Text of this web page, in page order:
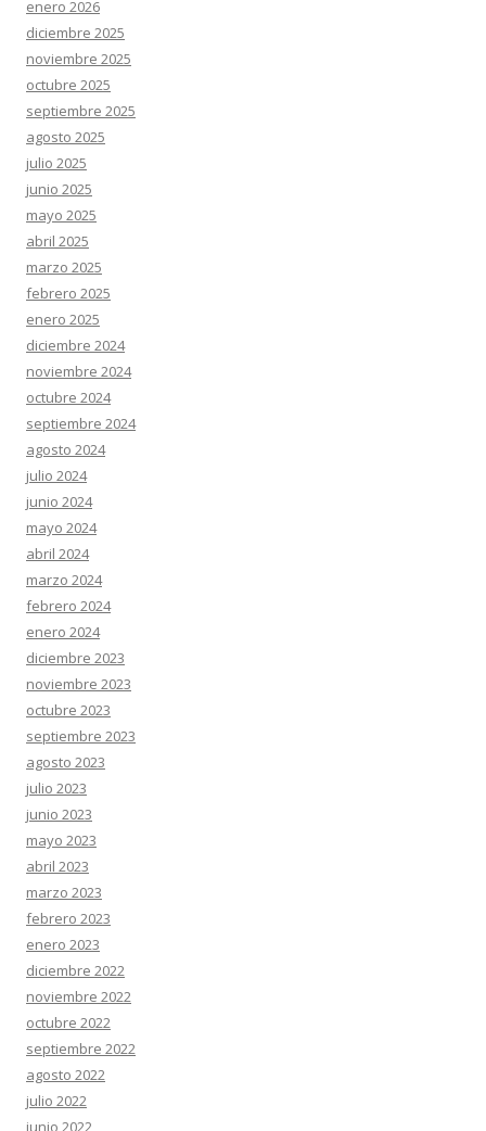
enero 2026
diciembre 2025
noviembre 2025
octubre 2025
septiembre 2025
agosto 2025
julio 2025
junio 2025
mayo 2025
abril 2025
marzo 2025
febrero 2025
enero 2025
diciembre 2024
noviembre 2024
octubre 2024
septiembre 2024
agosto 2024
julio 2024
junio 2024
mayo 2024
abril 2024
marzo 2024
febrero 2024
enero 2024
diciembre 2023
noviembre 2023
octubre 2023
septiembre 2023
agosto 2023
julio 2023
junio 2023
mayo 2023
abril 2023
marzo 2023
febrero 2023
enero 2023
diciembre 2022
noviembre 2022
octubre 2022
septiembre 2022
agosto 2022
julio 2022
junio 2022